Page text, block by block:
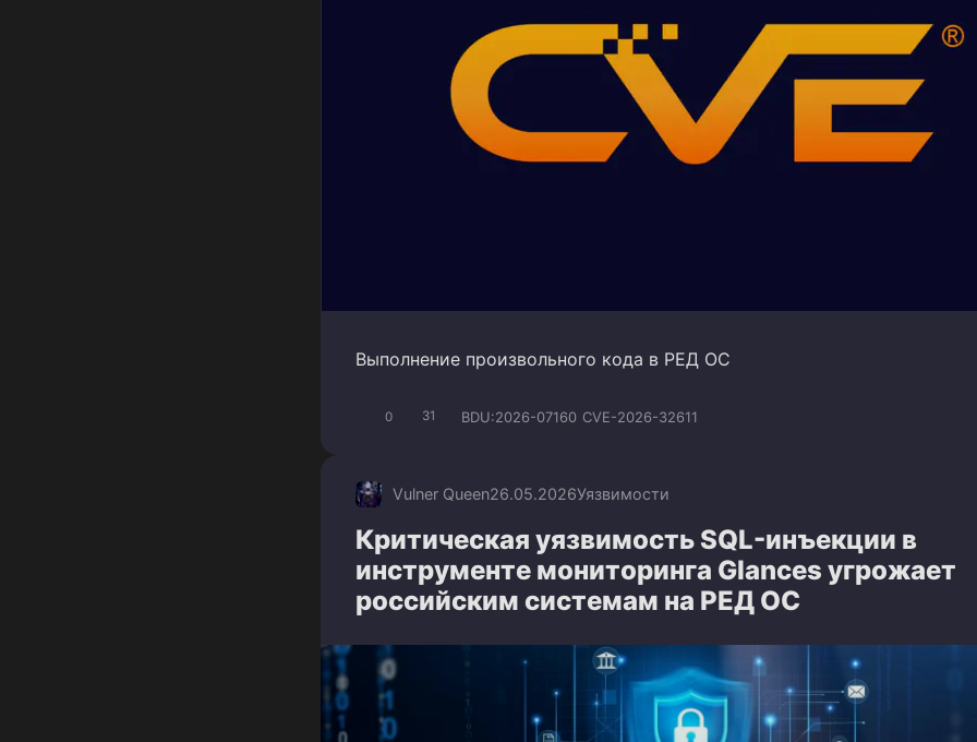
Выполнение произвольного кода в РЕД ОС
0 31 BDU:2026-07160 CVE-2026-32611
Vulner Queen26.05.2026Уязвимости
Критическая уязвимость SQL-инъекции в
инструменте мониторинга Glances угрожает
российским системам на РЕД ОС